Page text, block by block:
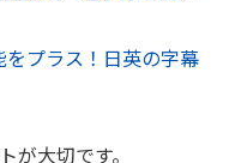
プラス！日英の字幕
が大切です。